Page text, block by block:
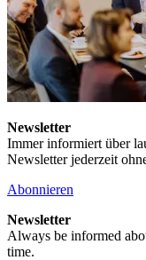
Newsletter
Immer informiert über
Newsletter jederzeit
Abonnieren
Newsletter
Always be informed
time.